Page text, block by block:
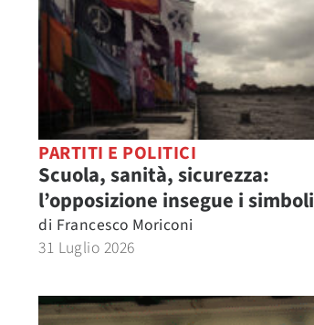
PARTITI E POLITICI
Scuola, sanità, sicurezza:
l’opposizione insegue i simboli
di Francesco Moriconi
31 Luglio 2026